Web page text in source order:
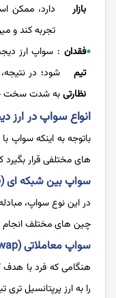
بازار
دارد، ممکن
تجربه کند و
فقدان
تیم
نظارتی
: سواپ ارز
شود؛ در
به شدت سخت
انواع سواپ در ارز
باتوجه به اینکه سواپ
های مختلفی قرار بگیرد
سواپ بین شبکه‌ ای (Cross-Currency Swap)
در این نوع سواپ،
چین های مختلف
سواپ معاملاتی (Trading Swap)
هنگامی که فرد با
را به ارز پرپتانسیل تری